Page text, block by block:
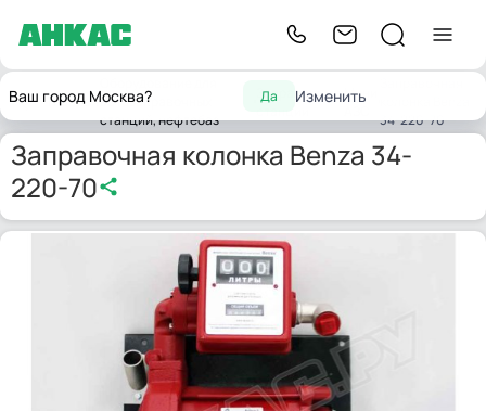
Ваш город Москва? Да Изменить
Главнаяавтозаправочных
станций, нефтебаз
ЗаправочныеМини
34-220-70
Заправочная колонка Benza 34-
220-70